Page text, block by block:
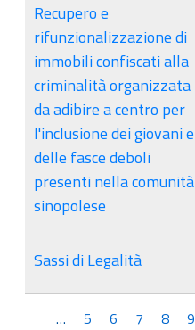
Recupero e
rifunzionalizzazione di
immobili confiscati alla
criminalità organizzata
da adibire a centro per
l'inclusione dei giovani e
delle fasce deboli
presenti nella comunità
sinopolese
Sassi di Legalità
… 5 6 7 8 9